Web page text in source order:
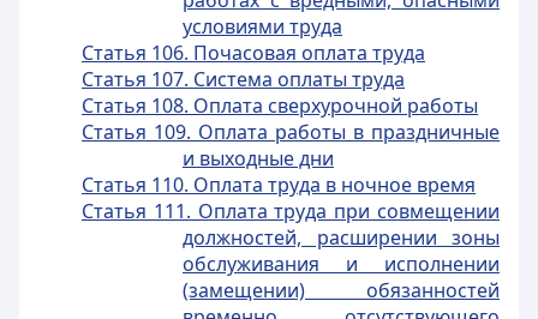
условиями труда
Статья 106. Почасовая оплата труда
Статья 107. Система оплаты труда
Статья 108. Оплата сверхурочной работы
Статья 109. Оплата работы в праздничные
и выходные дни
Статья 110. Оплата труда в ночное время
Статья 111. Оплата труда при совмещении
должностей, расширении зоны
обслуживания и исполнении
(замещении) обязанностей